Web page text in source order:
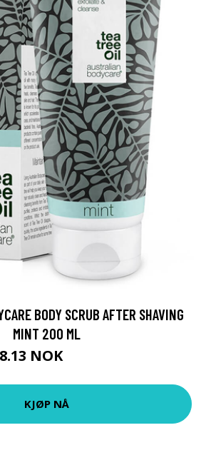
BODY SCRUB AFTER SHAVING
MINT 200 ML
NOK
KJØP NÅ